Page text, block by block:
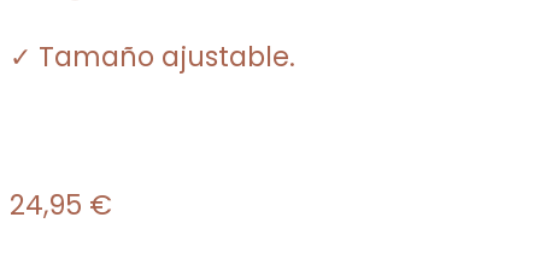
✓ Tamaño ajustable.
24,95 €